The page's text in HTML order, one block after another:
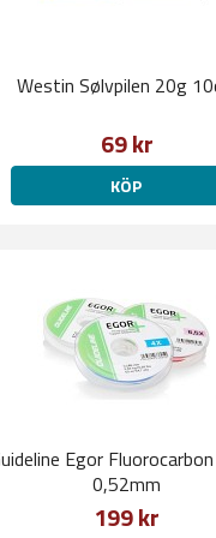
Westin Sølvpilen 20g
69 kr
KÖP
Egor
0,52mm
199 kr